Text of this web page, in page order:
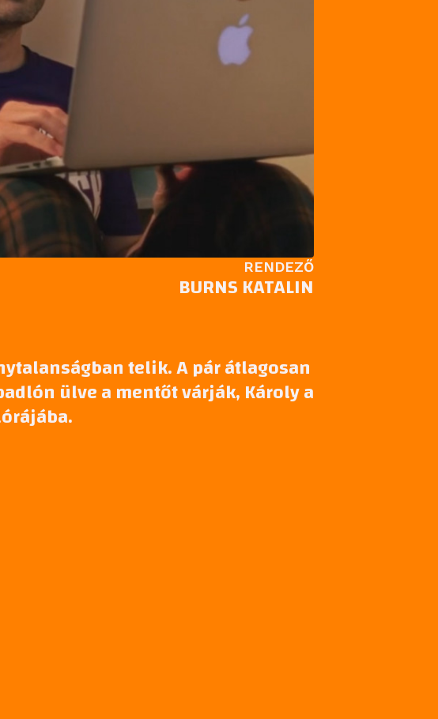
RENDEZŐ
BURNS KATALIN
telik. A pár átlagosan
ülve a mentőt várják, Károly a